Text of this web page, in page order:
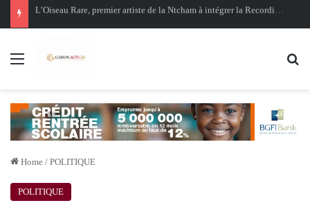
Oligui Nguema au Ghana : Libreville mise sur Accra pour renforcer sa stratégie diplomatique et économique
Menu
Home / POLITIQUE
POLITIQUE